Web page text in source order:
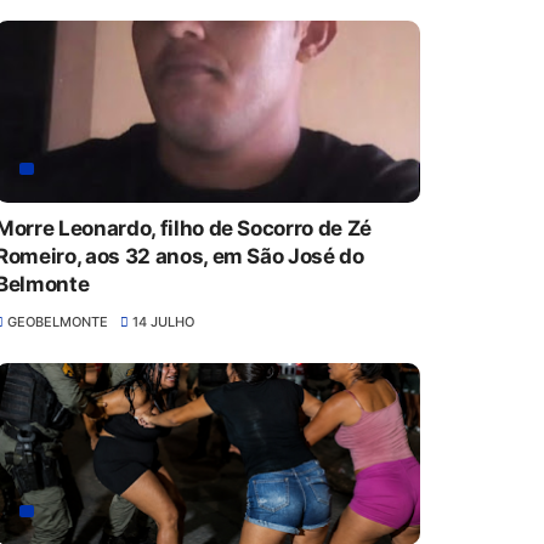
Leonardo, filho de Socorro de Zé
aos 32 anos, em São José do
GEOBELMONTE 14 JULHO